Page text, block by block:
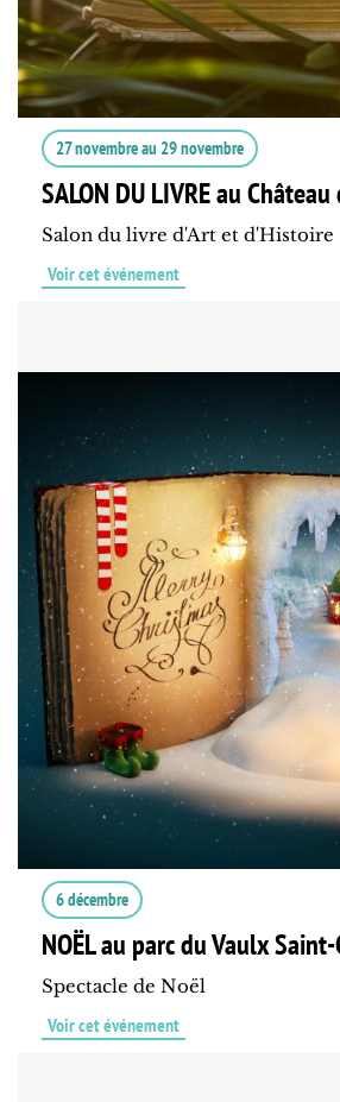
27 novembreau 29 novembre
SALON DU LIVRE au
Salon du livre d'Art et d'Histoire
Voir cet événement
6 décembre
NOËL au parc du Vaulx
Spectacle de Noël
Voir cet événement